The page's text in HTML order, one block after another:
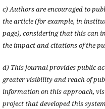
c) Authors are encouraged to
the article (for example, in
page), considering that this can
the impact and citations of the
d) This journal provides public
greater visibility and reach of
information on this approach,
project that developed this